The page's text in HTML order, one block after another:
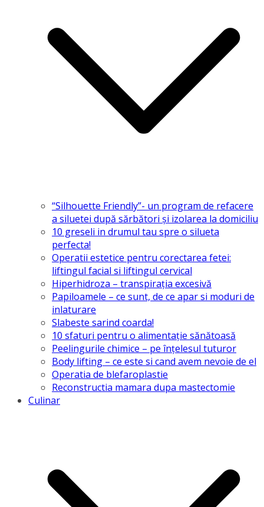
“Silhouette Friendly”- un program de refacere
a siluetei după sărbători și izolarea la domiciliu
10 greseli in drumul tau spre o silueta
perfecta!
Operatii estetice pentru corectarea fetei:
liftingul facial si liftingul cervical
Hiperhidroza – transpirația excesivă
Papiloamele – ce sunt, de ce apar si moduri de
inlaturare
Slabeste sarind coarda!
10 sfaturi pentru o alimentație sănătoasă
Peelingurile chimice – pe înțelesul tuturor
Body lifting – ce este si cand avem nevoie de el
Operatia de blefaroplastie
Reconstructia mamara dupa mastectomie
Culinar